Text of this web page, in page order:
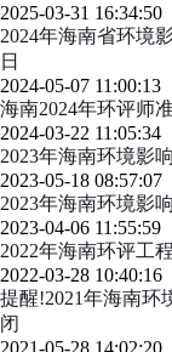
2025-03-31 16:34:50
2024年海南省环境
日
2024-05-07 11:00:13
海南2024年环评师
2024-03-22 11:05:34
2023年海南环境影
2023-05-18 08:57:07
2023年海南环境影
2023-04-06 11:55:59
2022年海南环评工
2022-03-28 10:40:16
提醒!2021年海南环
闭
2021-05-28 14:02:20